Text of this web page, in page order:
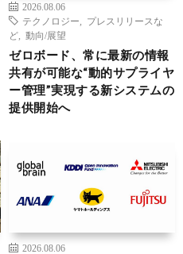
2026.08.06
テクノロジー
プレスリリースな
ど
動向/展望
ゼロボード、常に最新の情報
共有が可能な“動的サプライヤ
ー管理”実現する新システムの
提供開始へ
2026.08.06